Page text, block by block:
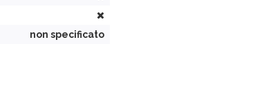
non specificato